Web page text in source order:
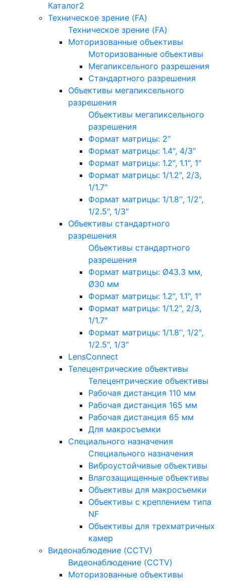
Каталог2
Техническое зрение (FA)
Техническое зрение (FA)
Моторизованные объективы
Моторизованные объективы
Мегапиксельного разрешения
Стандартного разрешения
Объективы мегапиксельного
разрешения
Объективы мегапиксельного
разрешения
Формат матрицы: 2"
Формат матрицы: 1.4", 4/3"
Формат матрицы: 1.2", 1.1", 1"
Формат матрицы: 1/1.2", 2/3,
1/1.7"
Формат матрицы: 1/1.8'', 1/2",
1/2.5", 1/3"
Объективы стандартного
разрешения
Объективы стандартного
разрешения
Формат матрицы: Ø43.3 мм,
Ø30 мм
Формат матрицы: 1.2", 1.1", 1"
Формат матрицы: 1/1.2", 2/3,
1/1.7"
Формат матрицы: 1/1.8'', 1/2",
1/2.5", 1/3"
LensConnect
Телецентрические объективы
Телецентрические объективы
Рабочая дистанция 110 мм
Рабочая дистанция 165 мм
Рабочая дистанция 65 мм
Для макросъемки
Специального назначения
Специального назначения
Виброустойчивые объективы
Влагозащищенные объективы
Объективы для макросъемки
Объективы с креплением типа
NF
Объективы для трехматричных
камер
Видеонаблюдение (CCTV)
Видеонаблюдение (CCTV)
Моторизованные объективы